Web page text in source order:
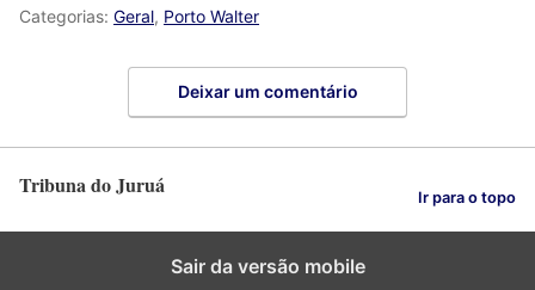
Categorias: Geral, Porto Walter
Deixar um comentário
Tribuna do Juruá Ir para o topo
Sair da versão mobile